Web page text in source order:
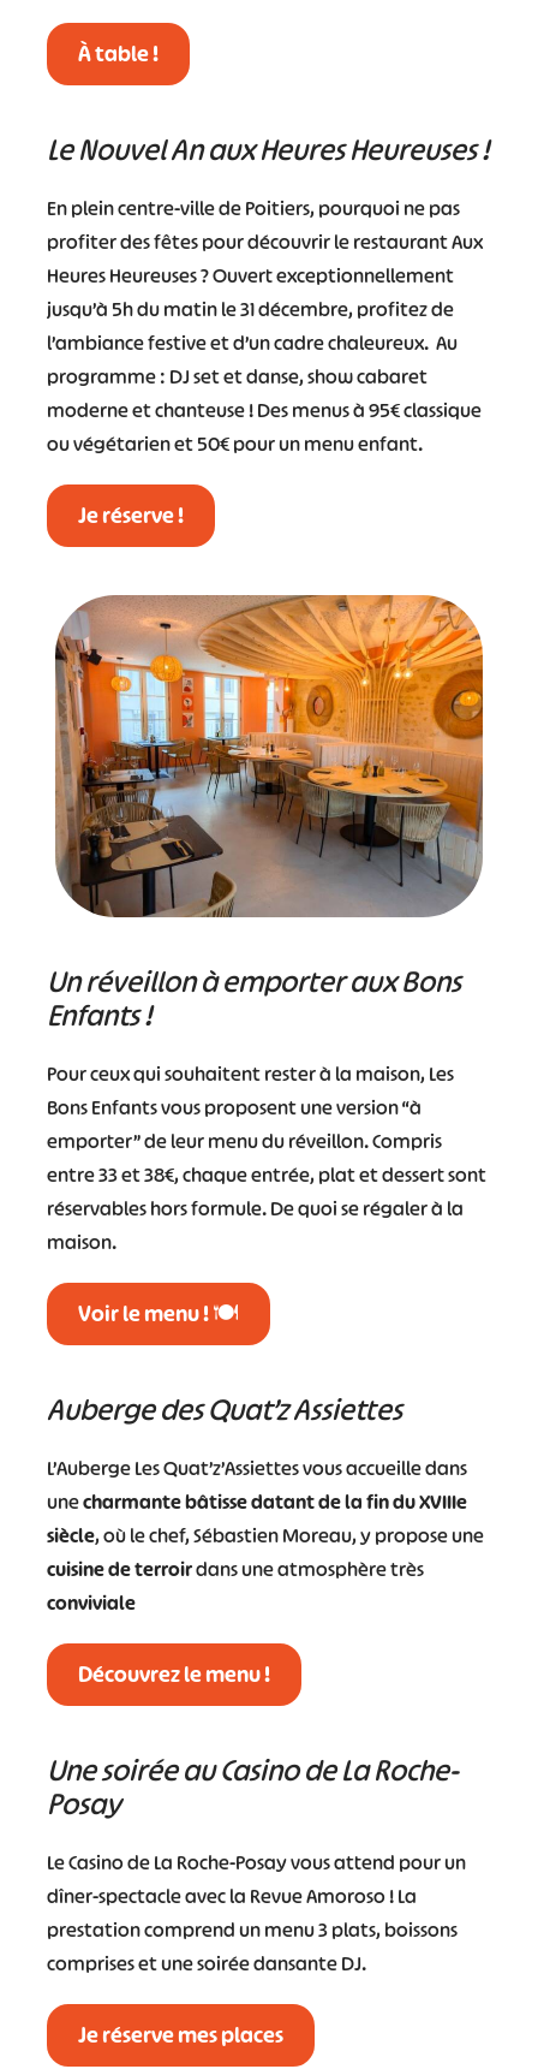
À table !
Le Nouvel An aux Heures Heureuses !
En plein centre-ville de Poitiers, pourquoi ne pas
profiter des fêtes pour découvrir le restaurant Aux
Heures Heureuses ? Ouvert exceptionnellement
jusqu’à 5h du matin le 31 décembre, profitez de
l’ambiance festive et d’un cadre chaleureux. Au
programme : DJ set et danse, show cabaret
moderne et chanteuse ! Des menus à 95€ classique
ou végétarien et 50€ pour un menu enfant.
Je réserve !
Un réveillon à emporter aux Bons
Enfants !
Pour ceux qui souhaitent rester à la maison, Les
Bons Enfants vous proposent une version “à
emporter” de leur menu du réveillon. Compris
entre 33 et 38€, chaque entrée, plat et dessert sont
réservables hors formule. De quoi se régaler à la
maison.
Voir le menu ! 🍽️
Auberge des Quat’z Assiettes
L’Auberge Les Quat’z’Assiettes vous accueille dans
unecharmante bâtisse datant de la fin du XVIIIe
siècle, où le chef, Sébastien Moreau, y propose une
cuisine de terroirdans une atmosphère très
conviviale
Découvrez le menu !
Une soirée au Casino de La Roche-
Posay
Le Casino de La Roche-Posay vous attend pour un
dîner-spectacle avec la Revue Amoroso ! La
prestation comprend un menu 3 plats, boissons
comprises et une soirée dansante DJ.
Je réserve mes places
# # #
#
#
#
#